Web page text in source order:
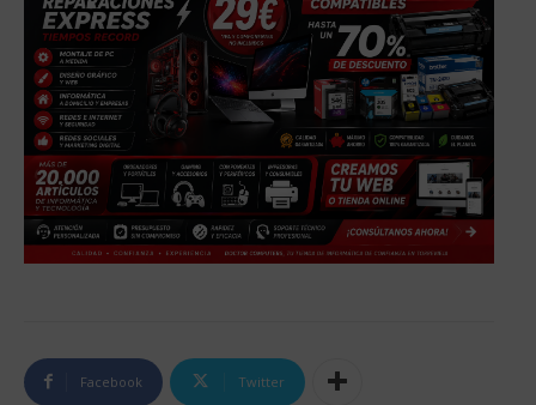
Facebook Twitter